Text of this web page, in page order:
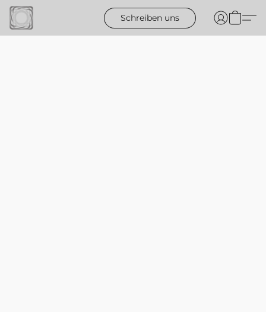
Schreiben uns